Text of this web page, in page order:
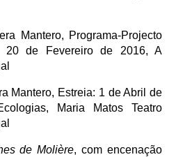
Mantero, Programa-Projecto
20 de Fevereiro de 2016, A
Mantero, Estreia: 1 de Abril de
Maria Matos Teatro
de Molière, com encenação